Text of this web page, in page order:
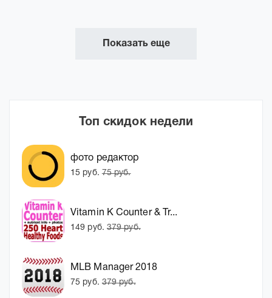
Показать еще
Топ скидок недели
фото редактор
15 руб. 75 руб.
Vitamin K Counter & Tr...
149 руб. 379 руб.
MLB Manager 2018
75 руб. 379 руб.